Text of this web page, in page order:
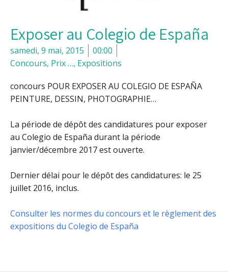
Exposer au Colegio de España
samedi, 9 mai, 2015
00:00
Concours, Prix …, Expositions
concours POUR EXPOSER AU COLEGIO DE ESPAÑA
PEINTURE, DESSIN, PHOTOGRAPHIE…
La période de dépôt des candidatures pour exposer
au Colegio de España durant la période
janvier/décembre 2017 est ouverte.
Dernier délai pour le dépôt des candidatures: le 25
juillet 2016, inclus.
Consulter les normes du concours et le règlement des
expositions du Colegio de España